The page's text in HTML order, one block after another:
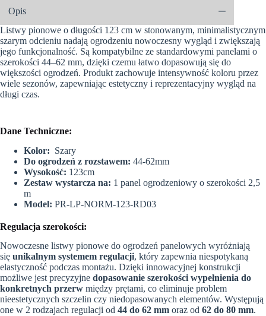
-
SZARY
(44-
62mm)
Opis
Listwy pionowe o długości 123 cm w stonowanym, minimalistycznym
szarym odcieniu nadają ogrodzeniu nowoczesny wygląd i zwiększają
jego funkcjonalność. Są kompatybilne ze standardowymi panelami o
szerokości 44–62 mm, dzięki czemu łatwo dopasowują się do
większości ogrodzeń. Produkt zachowuje intensywność koloru przez
wiele sezonów, zapewniając estetyczny i reprezentacyjny wygląd na
długi czas.
Dane Techniczne:
Kolor: Szary
Do ogrodzeń z rozstawem: 44-62mm
Wysokość: 123cm
Zestaw wystarcza na: 1 panel ogrodzeniowy o szerokości 2,5
m
Model: PR-LP-NORM-123-RD03
Regulacja szerokości:
Nowoczesne listwy pionowe do ogrodzeń panelowych wyróżniają
się unikalnym systemem regulacji, który zapewnia niespotykaną
elastyczność podczas montażu. Dzięki innowacyjnej konstrukcji
możliwe jest precyzyjne dopasowanie szerokości wypełnienia do
konkretnych przerw między prętami, co eliminuje problem
nieestetycznych szczelin czy niedopasowanych elementów. Występują
one w 2 rodzajach regulacji od 44 do 62 mm oraz od 62 do 80 mm.